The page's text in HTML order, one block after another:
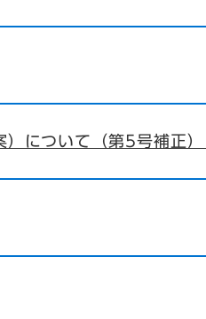
について（第5号補正